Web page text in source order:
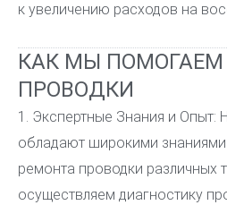
к увеличению расходов на
КАК МЫ ПОМОГАЕМ
ПРОВОДКИ
1. Экспертные Знания и Опыт:
обладают широкими
ремонта проводки различных
осуществляем диагностику